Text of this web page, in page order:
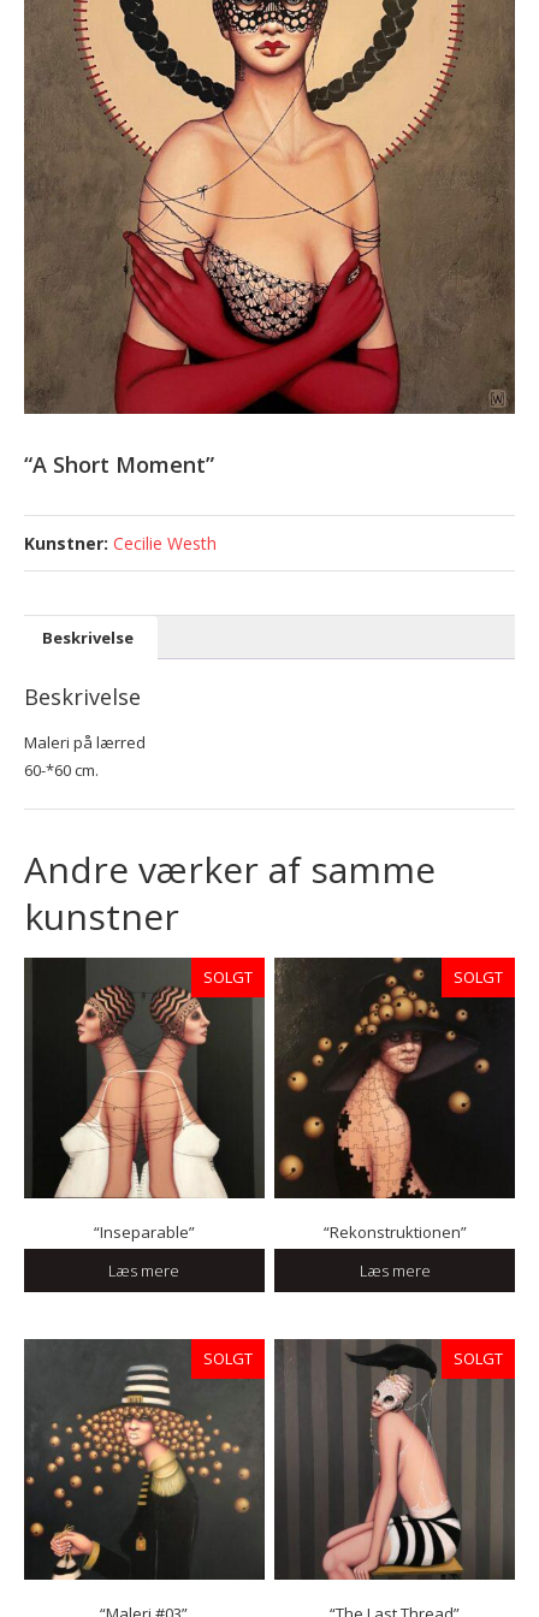
“A Short Moment”
Cecilie Westh
Beskrivelse
Beskrivelse
Maleri på lærred
60-*60 cm.
Andre værker af samme
kunstner
SOLGT
“Inseparable”
Læs mere
SOLGT
“Rekonstruktionen”
Læs mere
SOLGT SOLGT